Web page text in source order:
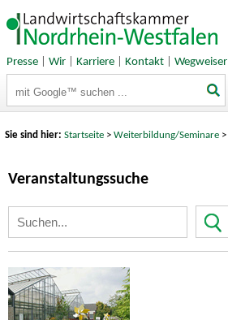
Presse| Wir| Karriere| Kontakt| Wegweiser
Sie sind hier:Startseite >Weiterbildung/Seminare >
Veranstaltungssuche